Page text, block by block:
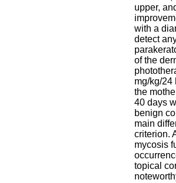
upper,
with a
detect
of the
mg/kg/24
the
40 days
benign
main
criterion.
mycosis
topical